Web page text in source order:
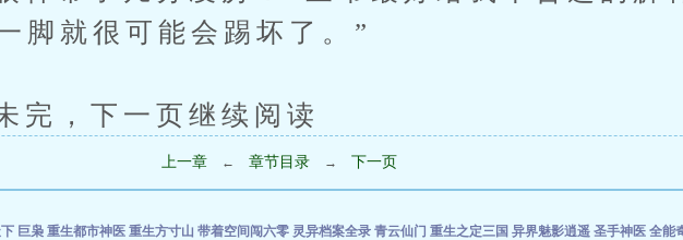
脚就很可能会踢坏了。”
下一页继续阅读
上一章 ← 章节目录 → 下一页
巨枭 重生都市神医 重生方寸山 带着空间闯六零 灵异档案全录 青云仙门 重生之定三国 异界魅影逍遥 圣手神医 全能